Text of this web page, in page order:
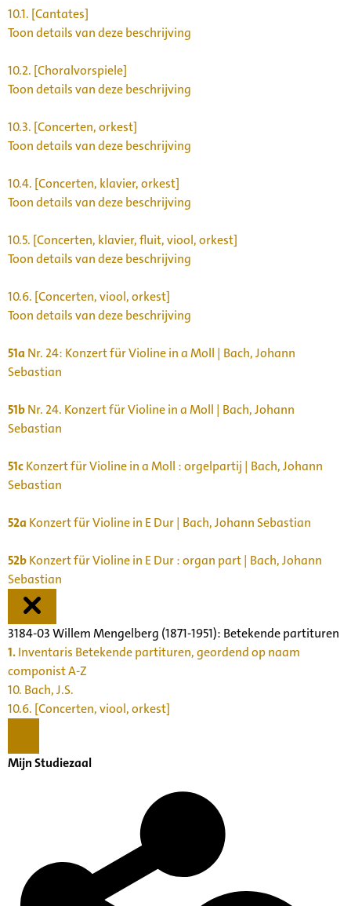
10.1. [Cantates]
Toon details van deze beschrijving
10.2. [Choralvorspiele]
Toon details van deze beschrijving
10.3. [Concerten, orkest]
Toon details van deze beschrijving
10.4. [Concerten, klavier, orkest]
Toon details van deze beschrijving
10.5. [Concerten, klavier, fluit, viool, orkest]
Toon details van deze beschrijving
10.6. [Concerten, viool, orkest]
Toon details van deze beschrijving
51a Nr. 24: Konzert für Violine in a Moll | Bach, Johann
Sebastian
51bNr. 24. Konzert für Violine in a Moll | Bach, Johann
Sebastian
51cKonzert für Violine in a Moll : orgelpartij | Bach, Johann
Sebastian
52a Konzert für Violine in E Dur | Bach, Johann Sebastian
52bKonzert für Violine in E Dur : organ part | Bach, Johann
Sebastian
3184-03 Willem Mengelberg (1871-1951): Betekende partituren
1.Inventaris Betekende partituren, geordend op naam
componist A-Z
10. Bach, J.S.
10.6. [Concerten, viool, orkest]
Mijn Studiezaal